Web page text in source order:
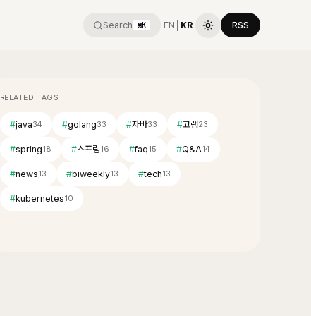
Search ⌘K EN KR RSS
RELATED TAGS
#java34 #golang33 #자바33 #고랭23
#spring18 #스프링16 #faq15 #Q&A14
#news13 #biweekly13 #tech13
#kubernetes10